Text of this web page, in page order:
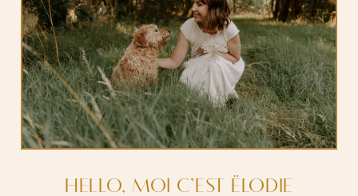
HELLO, MOI C’EST ËLODIE